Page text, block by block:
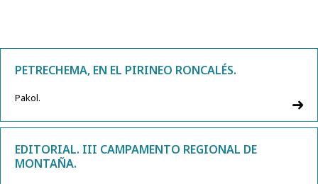
PETRECHEMA, EN EL PIRINEO RONCALÉS.
Pakol.
EDITORIAL. III CAMPAMENTO REGIONAL DE
MONTAÑA.